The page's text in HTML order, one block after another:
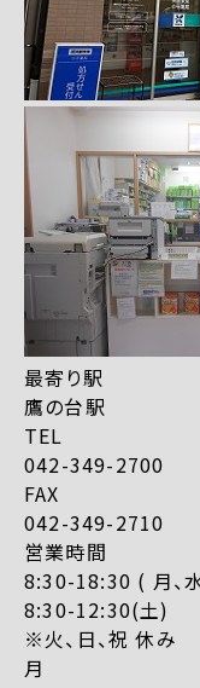
最寄り駅
鷹の台駅
TEL
042-349-2700
FAX
042-349-2710
営業時間
8:30-18:30 ( 月、水
8:30-12:30(土)
※火、日、祝 休み
月